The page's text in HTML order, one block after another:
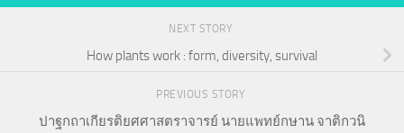
NEXT STORY
How plants work : form, diversity, survival
PREVIOUS STORY
ปาฐกถาเกียรติยศศาสตราจารย์ นายแพทย์กษาน จาติกวนิ